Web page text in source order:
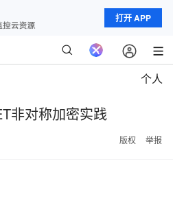
打开 APP
个人
非对称加密实践
版权 举报